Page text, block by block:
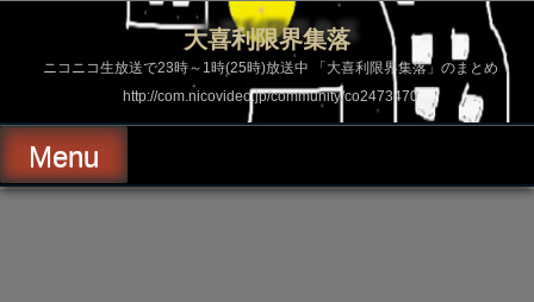
ス
ッ
プ
大喜利限界集落
ニコニコ生放送で23時～1時(25時)放送中 「大喜利限界集落」のまとめ
http://com.nicovideo.jp/community/co2473470
Menu